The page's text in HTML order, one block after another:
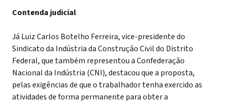
Contenda judicial
Já Luiz Carlos Botelho Ferreira, vice-presidente do
Sindicato da Indústria da Construção Civil do Distrito
Federal, que também representou a Confederação
Nacional da Indústria (CNI), destacou que a proposta,
pelas exigências de que o trabalhador tenha exercido as
atividades de forma permanente para obter a